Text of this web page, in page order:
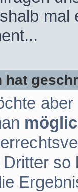
mal
hat
so